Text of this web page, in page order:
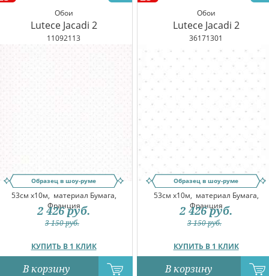
Обои
Lutece Jacadi 2
11092113
Образец в шоу-руме
53см x10м, материал Бумага,
Франция
КУПИТЬ В 1 КЛИК
3 150руб.
2 426 руб.
В корзину
Обои
Lutece Jacadi 2
36171301
Образец в шоу-руме
53см x10м, материал Бумага,
Франция
КУПИТЬ В 1 КЛИК
3 150руб.
2 426 руб.
В корзину